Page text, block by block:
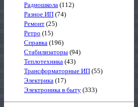
Радиошкола (112)
Разное ИП (74)
Ремонт (25)
Ретро (15)
Справка (196)
Стабилизаторы (94)
Теплотехника (43)
Трансформаторные ИП (55)
Электрика (17)
Электроника в быту (333)